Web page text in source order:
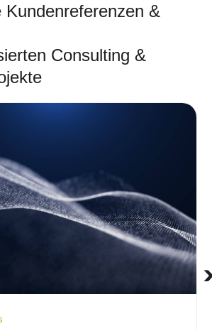
Kundenreferenzen &
Consulting &